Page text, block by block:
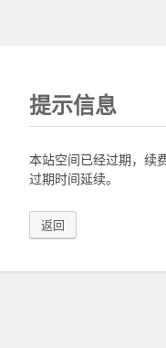
提示信息
本站空间已经过期，续
过期时间延续。
返回